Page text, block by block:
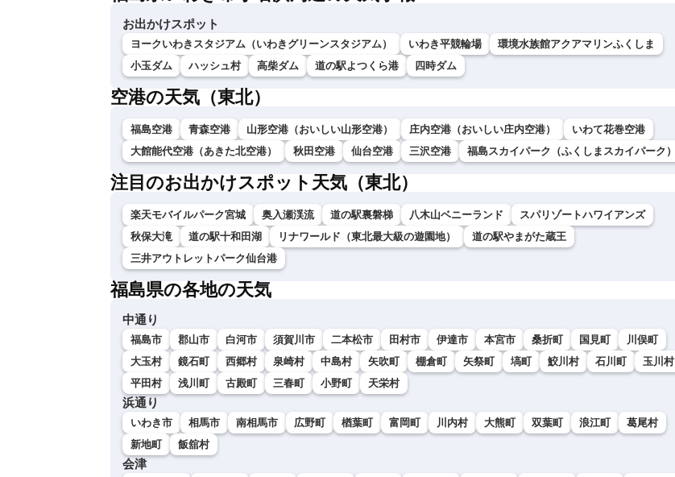
お出かけスポット
ヨークいわきスタジアム（いわきグリーンスタジアム） いわき平競輪場
環境水族館アクアマリンふくしま
小玉ダム
ハッシュ村 高柴ダム 道の駅よつくら港 四時ダム
空港の天気（東北）
福島空港 青森空港 山形空港（おいしい山形空港） 庄内空港（おいしい庄内空港）
いわて花巻空港
大館能代空港（あきた北空港）
秋田空港 仙台空港 三沢空港 福島スカイパーク（ふくしまスカイパーク）
注目のお出かけスポット天気（東北）
楽天モバイルパーク宮城 奥入瀬渓流 道の駅裏磐梯 八木山ベニーランド
スパリゾートハワイアンズ
秋保大滝
道の駅十和田湖 リナワールド（東北最大級の遊園地）
道の駅やまがた蔵王
三井アウトレットパーク仙台港
福島県の各地の天気
中通り
福島市 郡山市 白河市 須賀川市 二本松市 田村市 伊達市 本宮市 桑折町 国見町
川俣町
大玉村
鏡石町 西郷村 泉崎村 中島村 矢吹町 棚倉町 矢祭町 塙町 鮫川村 石川町
玉川村
平田村
浅川町 古殿町 三春町 小野町 天栄村
浜通り
いわき市 相馬市 南相馬市 広野町 楢葉町 富岡町 川内村 大熊町 双葉町 浪江町
葛尾村
新地町
飯舘村
会津